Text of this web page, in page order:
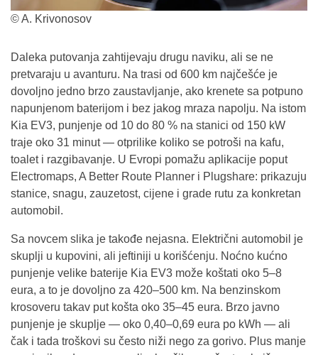
© A. Krivonosov
Daleka putovanja zahtijevaju drugu naviku, ali se ne
pretvaraju u avanturu. Na trasi od 600 km najčešće je
dovoljno jedno brzo zaustavljanje, ako krenete sa potpuno
napunjenom baterijom i bez jakog mraza napolju. Na istom
Kia EV3, punjenje od 10 do 80 % na stanici od 150 kW
traje oko 31 minut — otprilike koliko se potroši na kafu,
toalet i razgibavanje. U Evropi pomažu aplikacije poput
Electromaps, A Better Route Planner i Plugshare: prikazuju
stanice, snagu, zauzetost, cijene i grade rutu za konkretan
automobil.
Sa novcem slika je takođe nejasna. Električni automobil je
skuplji u kupovini, ali jeftiniji u korišćenju. Noćno kućno
punjenje velike baterije Kia EV3 može koštati oko 5–8
eura, a to je dovoljno za 420–500 km. Na benzinskom
krosoveru takav put košta oko 35–45 eura. Brzo javno
punjenje je skuplje — oko 0,40–0,69 eura po kWh — ali
čak i tada troškovi su često niži nego za gorivo. Plus manje